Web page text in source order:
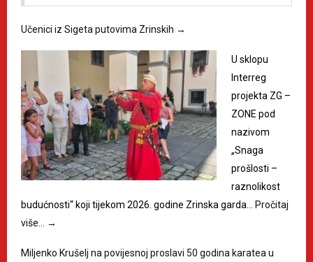
Učenici iz Sigeta putovima Zrinskih →
U sklopu
Interreg
projekta ZG –
ZONE pod
nazivom
„Snaga
prošlosti –
raznolikost
budućnosti“ koji tijekom 2026. godine Zrinska garda…
Pročitaj
više…
→
Miljenko Krušelj na povijesnoj proslavi 50 godina karatea u